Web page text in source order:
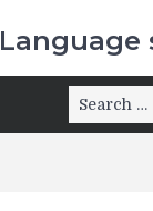
Language